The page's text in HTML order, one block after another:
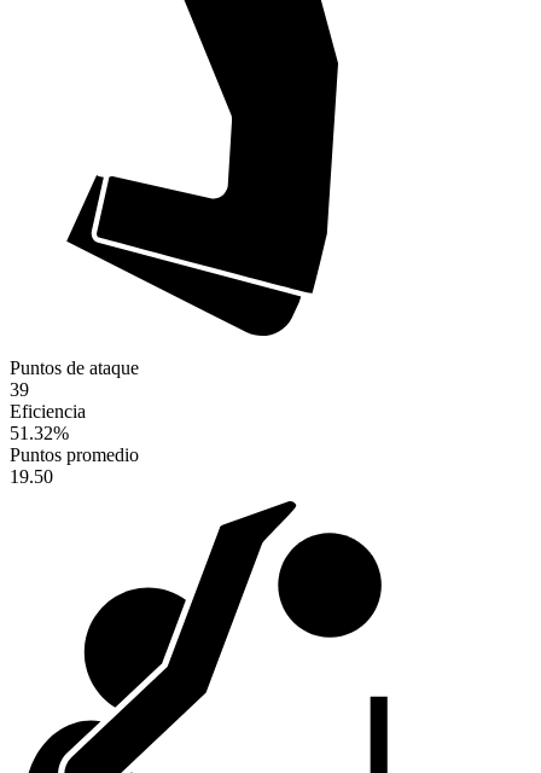
Puntos de ataque
39
Eficiencia
51.32%
Puntos promedio
19.50